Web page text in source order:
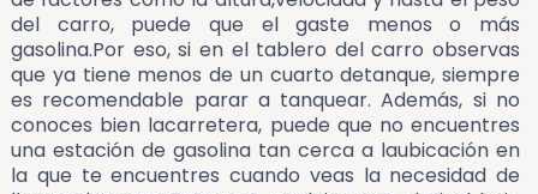
del carro, puede que el gaste menos o más
gasolina.Por eso, si en el tablero del carro observas
que ya tiene menos de un cuarto detanque, siempre
es recomendable parar a tanquear. Además, si no
conoces bien lacarretera, puede que no encuentres
una estación de gasolina tan cerca a laubicación en
la que te encuentres cuando veas la necesidad de